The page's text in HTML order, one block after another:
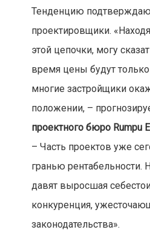
Тенденцию
проектировщики.
этой цепочки, могу
время цены будут только
многие застройщики
положении, –
проектного бюро Rumpu
– Часть проектов уже
гранью рентабельности.
давят выросшая
конкуренция,
законодательства».